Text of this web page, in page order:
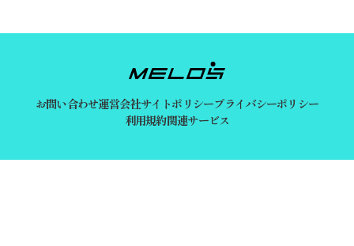
お問い合わせ運営会社サイトポリシープライバシーポリシー
利用規約関連サービス